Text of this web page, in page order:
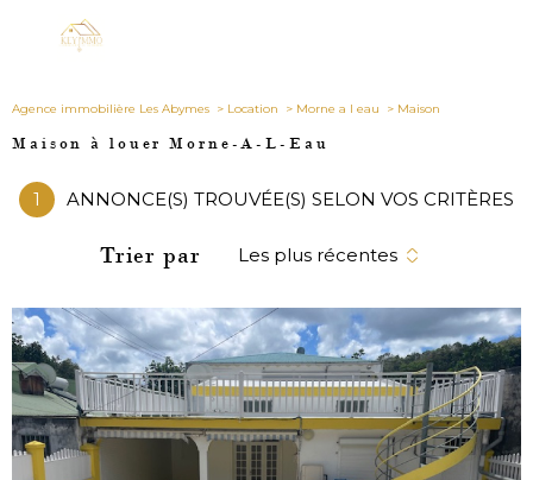
Agence immobilière Les Abymes Location Morne a l eau Maison
Maison à louer Morne-A-L-Eau
1 ANNONCE(S) TROUVÉE(S) SELON VOS CRITÈRES
Trier par Les plus récentes
VOIR LE